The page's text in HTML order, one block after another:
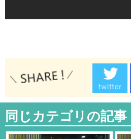
同じカテゴリの記事